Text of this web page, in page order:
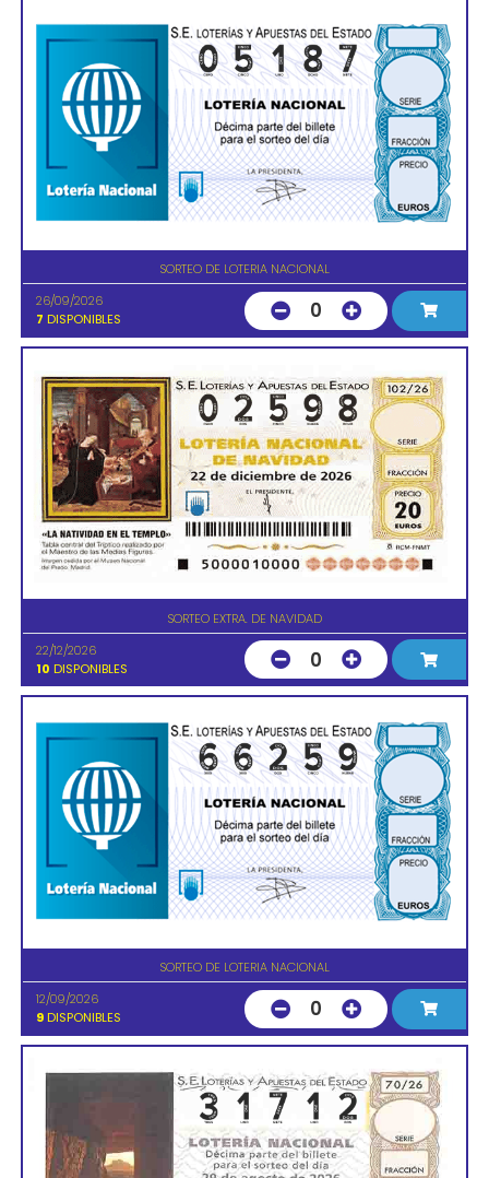
SORTEO DE LOTERIA NACIONAL
26/09/2026
7 DISPONIBLES 0
SORTEO EXTRA. DE NAVIDAD
22/12/2026
10 DISPONIBLES 0
SORTEO DE LOTERIA NACIONAL
12/09/2026
9 DISPONIBLES 0